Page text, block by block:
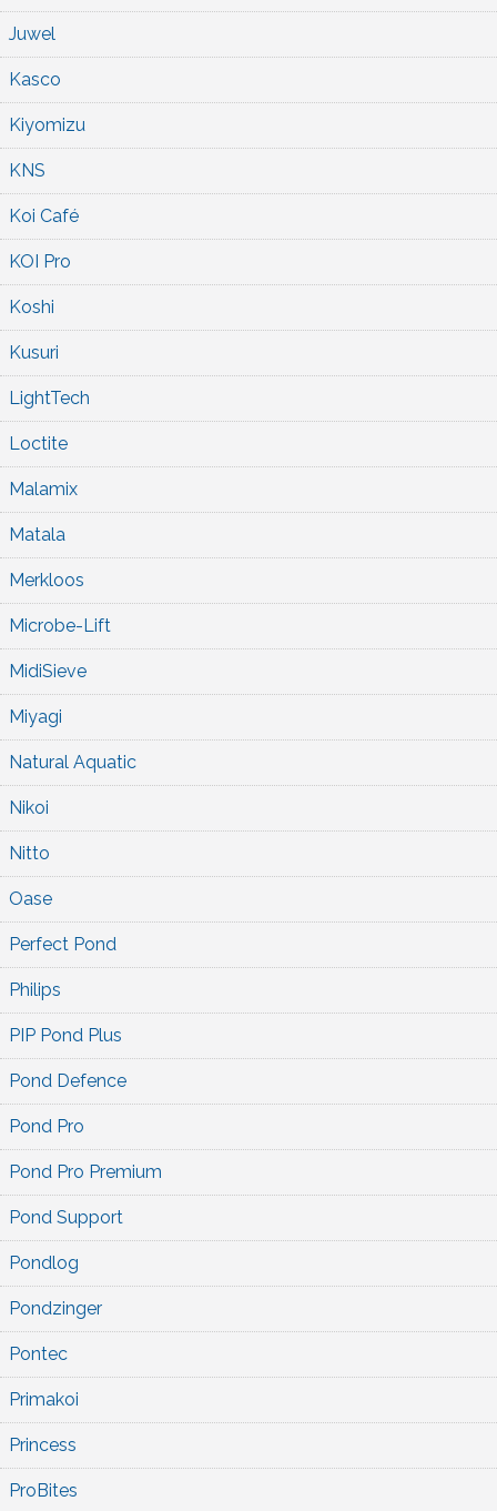
Juwel
Kasco
Kiyomizu
KNS
Koi Café
KOI Pro
Koshi
Kusuri
LightTech
Loctite
Malamix
Matala
Merkloos
Microbe-Lift
MidiSieve
Miyagi
Natural Aquatic
Nikoi
Nitto
Oase
Perfect Pond
Philips
PIP Pond Plus
Pond Defence
Pond Pro
Pond Pro Premium
Pond Support
Pondlog
Pondzinger
Pontec
Primakoi
Princess
ProBites